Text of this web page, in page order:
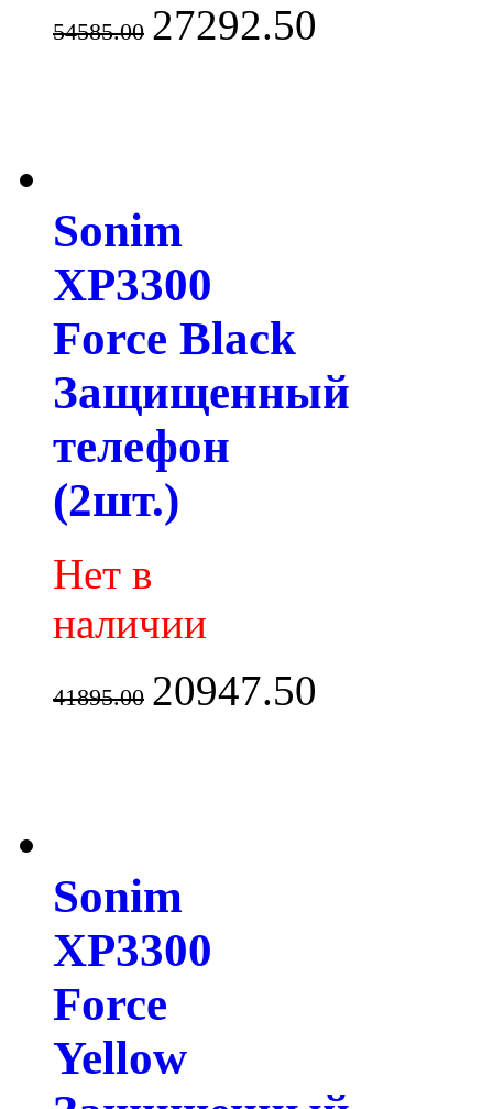
54585.00 27292.50
Sonim
XP3300
Force Black
Защищенный
телефон
(2шт.)
Нет в
наличии
41895.00 20947.50
Sonim
XP3300
Force
Yellow